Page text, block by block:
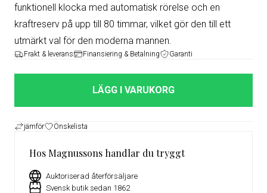
funktionell klocka med automatisk rörelse och en
kraftreserv på upp till 80 timmar, vilket gör den till ett
utmärkt val för den moderna mannen.
Frakt & leverans Finansiering & Betalning Garanti
LÄGG I VARUKORG
jämför Önskelista
Hos Magnussons handlar du tryggt
Auktoriserad återförsäljare
Svensk butik sedan 1862